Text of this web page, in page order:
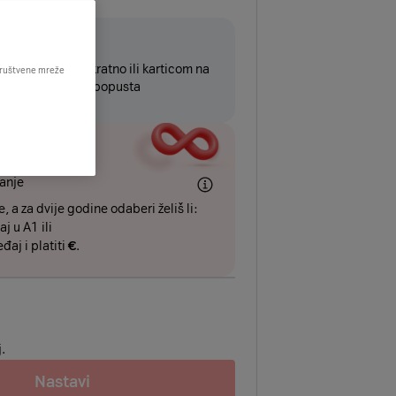
platiti jednokratno ili karticom na
dodatnih
popusta
a za dvije godine odaberi želiš li:
u A1 ili
i platiti €.
Nastavi
mreže